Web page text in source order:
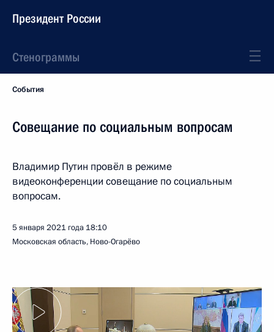
Президент России
Стенограммы
События
Совещание по социальным вопросам
Владимир Путин провёл в режиме
видеоконференции совещание по социальным
вопросам.
5 января 2021 года 18:10
Московская область, Ново-Огарёво